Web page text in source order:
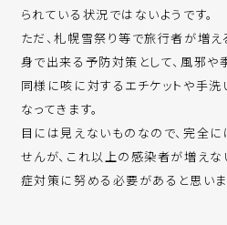
られている状況ではないようです。
ただ、札幌雪祭り等で旅行者が増
身で出来る予防対策として、風邪や
同様に咳に対するエチケットや手
なってきます。
目には見えないものなので、完全
せんが、これ以上の感染者が増え
症対策に努める必要があると思いま